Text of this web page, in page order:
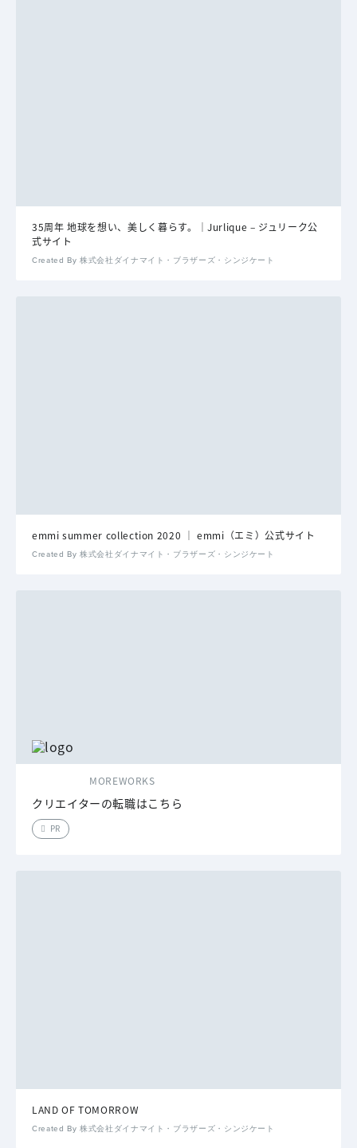
35周年 地球を想い、美しく暮らす。｜Jurlique – ジュリーク公
式サイト
Created By 株式会社ダイナマイト・ブラザーズ・シンジケート
emmi summer collection 2020 │ emmi（エミ）公式サイト
Created By 株式会社ダイナマイト・ブラザーズ・シンジケート
MOREWORKS
クリエイターの転職はこちら
PR
LAND OF TOMORROW
Created By 株式会社ダイナマイト・ブラザーズ・シンジケート